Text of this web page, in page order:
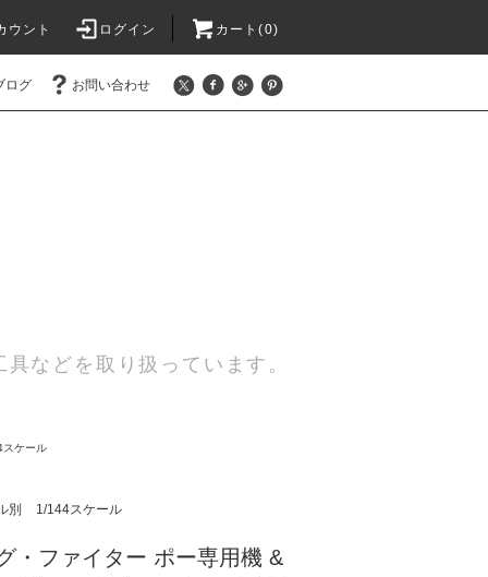
ウント ログイン カート(0)
ログ お問い合わせ
などを取り扱っています。
スケール
別 1/144スケール
・ファイター ポー専用機 &